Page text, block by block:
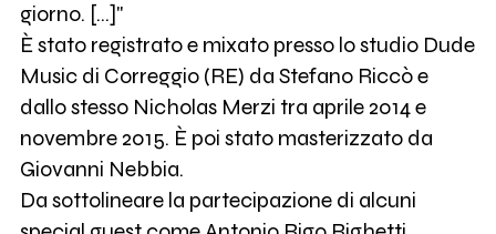
giorno. […]"
È stato registrato e mixato presso lo studio Dude
Music di Correggio (RE) da Stefano Riccò e
dallo stesso Nicholas Merzi tra aprile 2014 e
novembre 2015. È poi stato masterizzato da
Giovanni Nebbia.
Da sottolineare la partecipazione di alcuni